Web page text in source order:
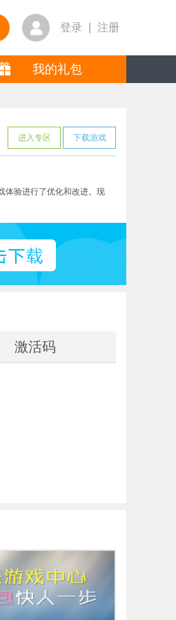
登录 注册
我的礼包
进入专区 下载游戏
体验进行了优化和改进。现
激活码